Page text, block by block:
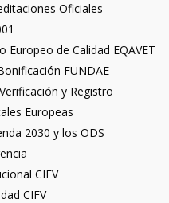
Oficiales
de Calidad EQAVET
FUNDAE
y Registro
Europeas
2030 y los ODS
CIFV
CIFV